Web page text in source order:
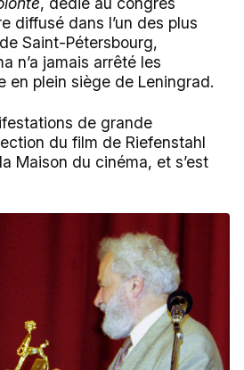
diffusé dans l’un des plus
Saint-Pétersbourg,
n’a jamais arrêté les
en plein siège de Leningrad.
de grande
du film de Riefenstahl
Maison du cinéma, et s’est